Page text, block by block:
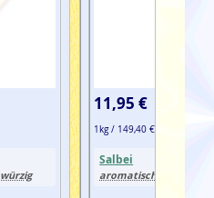
würzig
11,95 €
1kg / 149,40 €
Salbei
aromatisch